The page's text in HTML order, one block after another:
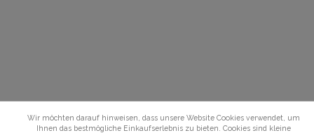
Wir möchten darauf hinweisen, dass unsere Website Cookies verwendet, um
Ihnen das bestmögliche Einkaufserlebnis zu bieten. Cookies sind kleine